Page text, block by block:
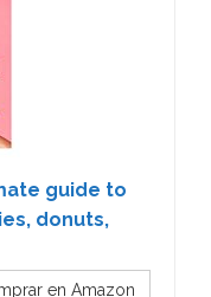
guide to
donuts,
en Amazon